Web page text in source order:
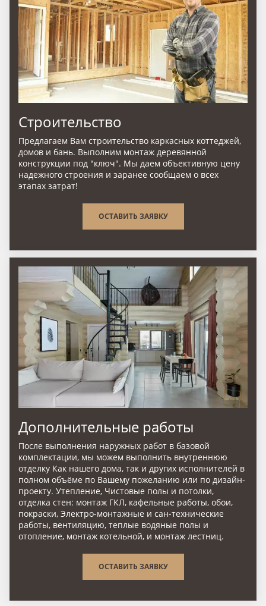
Строительство
Предлагаем Вам строительство каркасных коттеджей,
домов и бань. Выполним монтаж деревянной
конструкции под "ключ". Мы даем объективную цену
надежного строения и заранее сообщаем о всех
этапах затрат!
ОСТАВИТЬ ЗАЯВКУ
Дополнительные работы
После выполнения наружных работ в базовой
комплектации, мы можем выполнить внутреннюю
отделку Как нашего дома, так и других исполнителей в
полном объёме по Вашему пожеланию или по дизайн-
проекту. Утепление, Чистовые полы и потолки,
отделка стен: монтаж ГКЛ, кафельные работы, обои,
покраски, Электро-монтажные и сан-технические
работы, вентиляцию, теплые водяные полы и
отопление, монтаж котельной, и монтаж лестниц.
ОСТАВИТЬ ЗАЯВКУ